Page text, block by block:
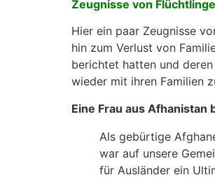
Zeugnisse von
Hier ein paar Zeugnisse
hin zum Verlust von
berichtet hatten und
wieder mit ihren Familien
Eine Frau aus Afhanistan
Als gebürtige
war auf unsere
für Ausländer ein